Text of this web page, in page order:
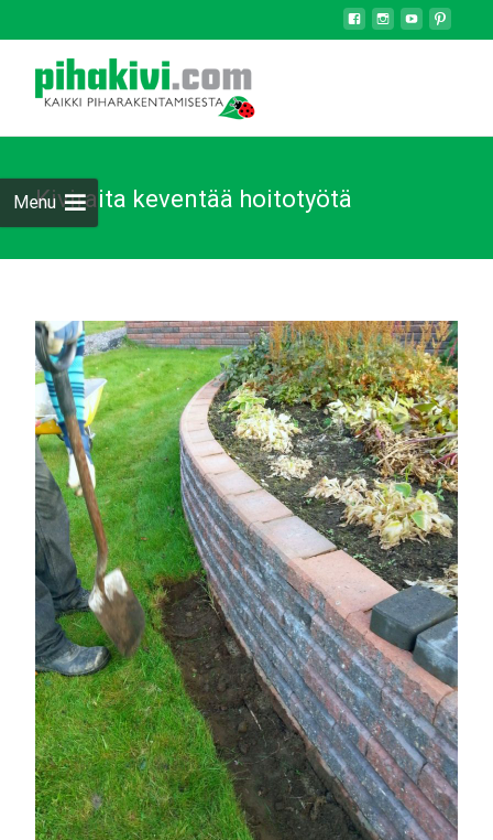
MenuKiviraita keventää hoitotyötä